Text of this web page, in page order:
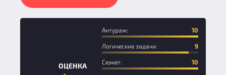
ОЦЕНКА
Антураж: 10
Логические задачи: 9
Сюжет: 10